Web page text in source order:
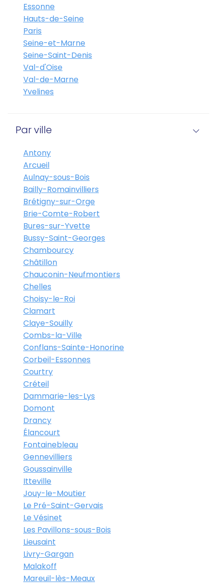
Essonne
Hauts-de-Seine
Paris
Seine-et-Marne
Seine-Saint-Denis
Val-d'Oise
Val-de-Marne
Yvelines
Par ville
Antony
Arcueil
Aulnay-sous-Bois
Bailly-Romainvilliers
Brétigny-sur-Orge
Brie-Comte-Robert
Bures-sur-Yvette
Bussy-Saint-Georges
Chambourcy
Châtillon
Chauconin-Neufmontiers
Chelles
Choisy-le-Roi
Clamart
Claye-Souilly
Combs-la-Ville
Conflans-Sainte-Honorine
Corbeil-Essonnes
Courtry
Créteil
Dammarie-les-Lys
Domont
Drancy
Élancourt
Fontainebleau
Gennevilliers
Goussainville
Itteville
Jouy-le-Moutier
Le Pré-Saint-Gervais
Le Vésinet
Les Pavillons-sous-Bois
Lieusaint
Livry-Gargan
Malakoff
Mareuil-lès-Meaux